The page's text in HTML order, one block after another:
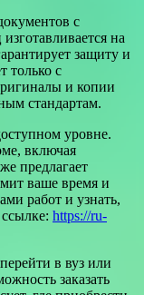
с
на
защиту и
только с
и копии
стандартам.
уровне.
включая
предлагает
ваше время и
работ и узнать,
https://ru-
в вуз или
заказать